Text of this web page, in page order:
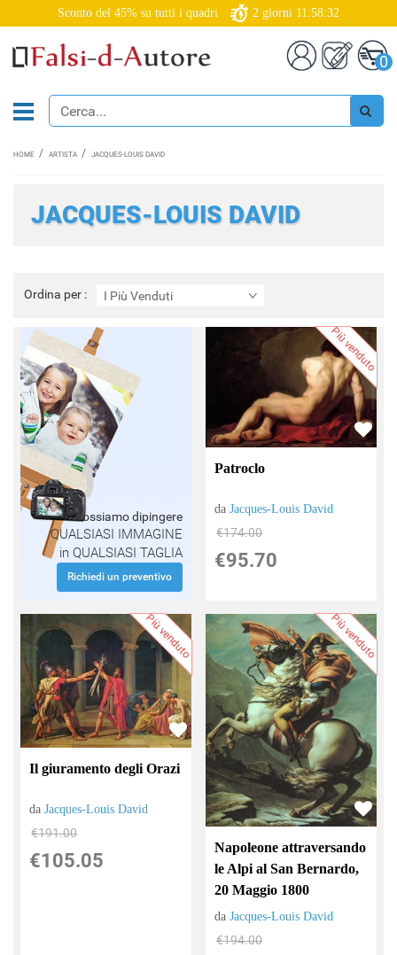
Sconto del 45% su tutti i quadri 2 giorni 11:58:29
0
HOME ARTISTA JACQUES-LOUIS DAVID
JACQUES-LOUIS DAVID
Ordina per : I Più Venduti
Ordina
per
Possiamo dipingere
QUALSIASI IMMAGINE
in QUALSIASI TAGLIA
Richiedi un preventivo
Più venduto
Patroclo
daJacques-Louis David
€174.00
€95.70
Più venduto
Il giuramento degli Orazi
daJacques-Louis David
€191.00
€105.05
Più venduto
Napoleone attraversando
le Alpi al San Bernardo,
20 Maggio 1800
daJacques-Louis David
€194.00